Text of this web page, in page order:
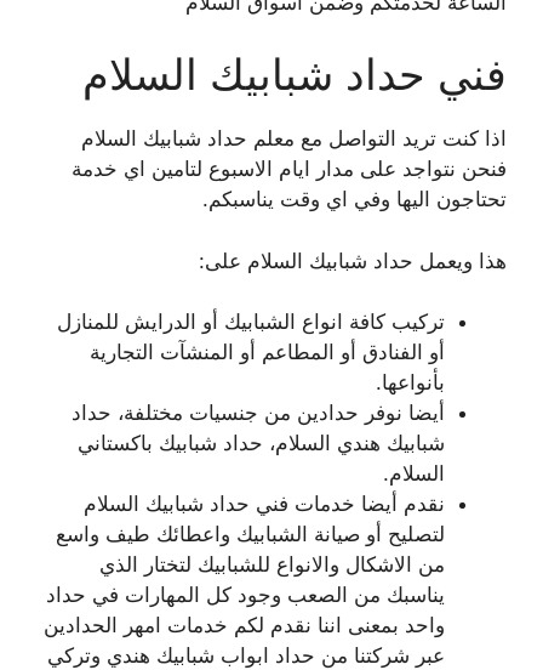
فني حداد شبابيك السلام
اذا كنت تريد التواصل مع معلم حداد شبابيك السلام
فنحن نتواجد على مدار ايام الاسبوع لتامين اي خدمة
تحتاجون اليها وفي اي وقت يناسبكم.
هذا ويعمل حداد شبابيك السلام على:
تركيب كافة انواع الشبابيك أو الدرايش للمنازل
أو الفنادق أو المطاعم أو المنشآت التجارية
بأنواعها.
أيضا نوفر حدادين من جنسيات مختلفة، حداد
شبابيك هندي السلام، حداد شبابيك باكستاني
السلام.
نقدم أيضا خدمات فني حداد شبابيك السلام
لتصليح أو صيانة الشبابيك واعطائك طيف واسع
من الاشكال والانواع للشبابيك لتختار الذي
يناسبك من الصعب وجود كل المهارات في حداد
واحد بمعنى اننا نقدم لكم خدمات امهر الحدادين
عبر شركتنا من حداد ابواب شبابيك هندي وتركي